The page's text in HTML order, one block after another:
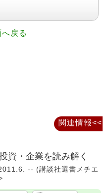
戻る
資・企業を読み解く
-- (講談社選書メチエ
関連情報<<